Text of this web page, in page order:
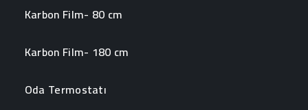
Karbon Film- 80 cm
Karbon Film- 180 cm
Oda Termostatı